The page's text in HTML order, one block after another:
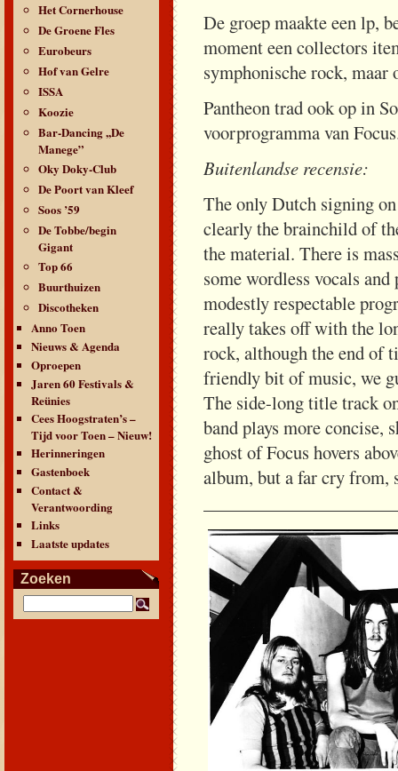
Het Cornerhouse
De Groene Fles
Eurobeurs
Hof van Gelre
ISSA
Koozie
Bar-Dancing ,,De
Manege”
Oky Doky-Club
De Poort van Kleef
Soos ’59
De Tobbe/begin
Gigant
Top 66
Buurthuizen
Discotheken
Anno Toen
Nieuws & Agenda
Oproepen
Jaren 60 Festivals &
Reünies
Cees Hoogstraten’s –
Tijd voor Toen – Nieuw!
Herinneringen
Gastenboek
Contact &
Verantwoording
Links
Laatste updates
Zoeken
De groep maakte een lp,
moment een collectors
symphonische rock, maar
Pantheon trad ook op in
voorprogramma van
Buitenlandse recensie:
The only Dutch signing
clearly the brainchild of
the material. There is
some wordless vocals
modestly respectable
really takes off with the
rock, although the end of
friendly bit of music, we
The side-long title track
band plays more concise,
ghost of Focus hovers
album, but a far cry from,